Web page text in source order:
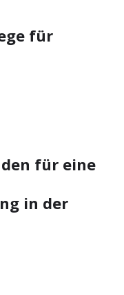
für
für eine
in der